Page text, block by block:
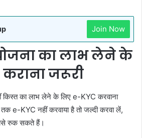
Join Now
का लाभ लेने के
जरूरी
किस्त का लाभ लेने के लिए e-KYC करवाना
e-KYC नहीं करवाया है तो जल्दी करवा लें,
रुक सकते हैं।